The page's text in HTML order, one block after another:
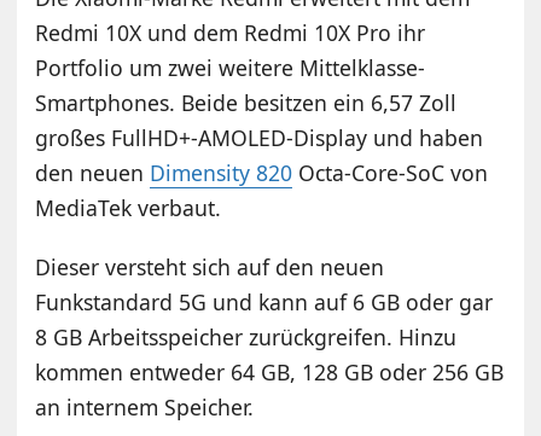
Redmi 10X und dem Redmi 10X Pro ihr
Portfolio um zwei weitere Mittelklasse-
Smartphones. Beide besitzen ein 6,57 Zoll
großes FullHD+-AMOLED-Display und haben
den neuen Dimensity 820 Octa-Core-SoC von
MediaTek verbaut.
Dieser versteht sich auf den neuen
Funkstandard 5G und kann auf 6 GB oder gar
8 GB Arbeitsspeicher zurückgreifen. Hinzu
kommen entweder 64 GB, 128 GB oder 256 GB
an internem Speicher.